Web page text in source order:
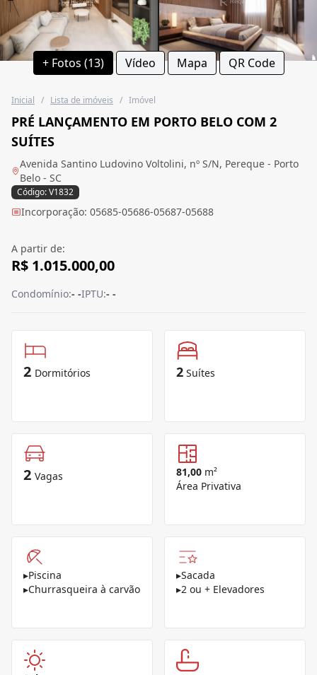
+ Fotos (13) Vídeo Mapa QR Code
Inicial / Lista de imóveis / Imóvel
PRÉ LANÇAMENTO EM PORTO BELO COM 2
SUÍTES
Avenida Santino Ludovino Voltolini, nº S/N, Pereque - Porto
Belo - SC
Código: V1832
Incorporação: 05685-05686-05687-05688
A partir de:
R$ 1.015.000,00
Condomínio:- -IPTU:- -
2 Dormitórios 2 Suítes
2 Vagas 81,00 m²
Área Privativa
▸Piscina
▸Churrasqueira à carvão
▸Sacada
▸2 ou + Elevadores